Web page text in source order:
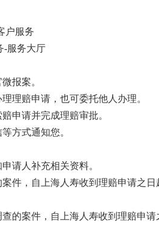
户服务
-服务大厅
报案。
理赔申请，也可委托他人办理。
申请并完成理赔审批。
方式通知您。
请人补充相关资料。
件，自上海人寿收到理赔申请之
的案件，自上海人寿收到理赔申